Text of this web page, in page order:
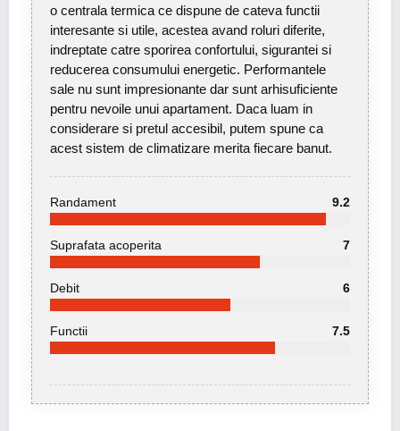
o centrala termica ce dispune de cateva functii
interesante si utile, acestea avand roluri diferite,
indreptate catre sporirea confortului, sigurantei si
reducerea consumului energetic. Performantele
sale nu sunt impresionante dar sunt arhisuficiente
pentru nevoile unui apartament. Daca luam in
considerare si pretul accesibil, putem spune ca
acest sistem de climatizare merita fiecare banut.
Randament 9.2
Suprafata acoperita 7
Debit 6
Functii 7.5